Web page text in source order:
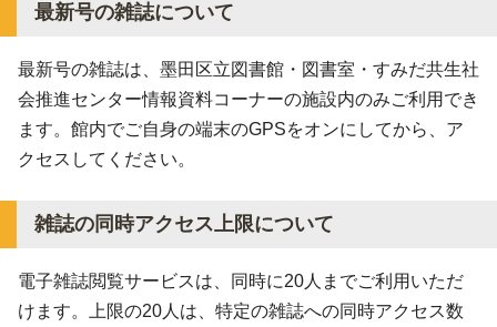
最新号の雑誌について
最新号の雑誌は、墨田区立図書館・図書室・すみだ共生社
会推進センター情報資料コーナーの施設内のみご利用でき
ます。館内でご自身の端末のGPSをオンにしてから、ア
クセスしてください。
雑誌の同時アクセス上限について
電子雑誌閲覧サービスは、同時に20人までご利用いただ
けます。上限の20人は、特定の雑誌への同時アクセス数